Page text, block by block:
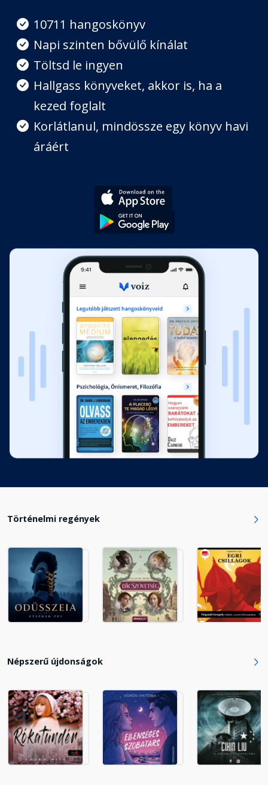
7. fejezet
Fejezet hossza: 00:43:08
8. fejezet
Fejezet hossza: 00:30:16
Fejezet hossza: 00:26:20
11. fejezet
Fejezet hossza: 01:01:55
12. fejezet
Fejezet hossza: 00:54:16
13. fejezet
Fejezet hossza: 00:49:16
14. fejezet
Fejezet hossza: 00:12:20
16. fejezet
Fejezet hossza: 00:50:01
17. fejezet
Fejezet hossza: 00:28:15
Fejezet hossza: 00:33:36
19. fejezet
Fejezet hossza: 00:33:44
20. fejezet
10711 hangoskönyv
Napi szinten bővülő kínálat
Töltsd le ingyen
Hallgass könyveket, akkor is, ha a
kezed foglalt
Korlátlanul, mindössze egy könyv havi
áráért
Történelmi regények
Népszerű újdonságok